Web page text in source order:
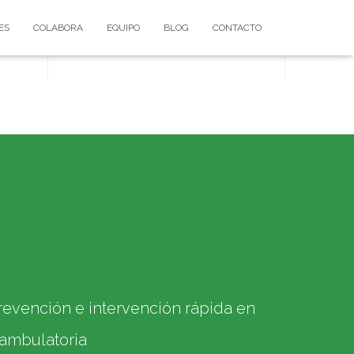
COLABORA EQUIPO BLOG CONTACTO
e intervención rápida en